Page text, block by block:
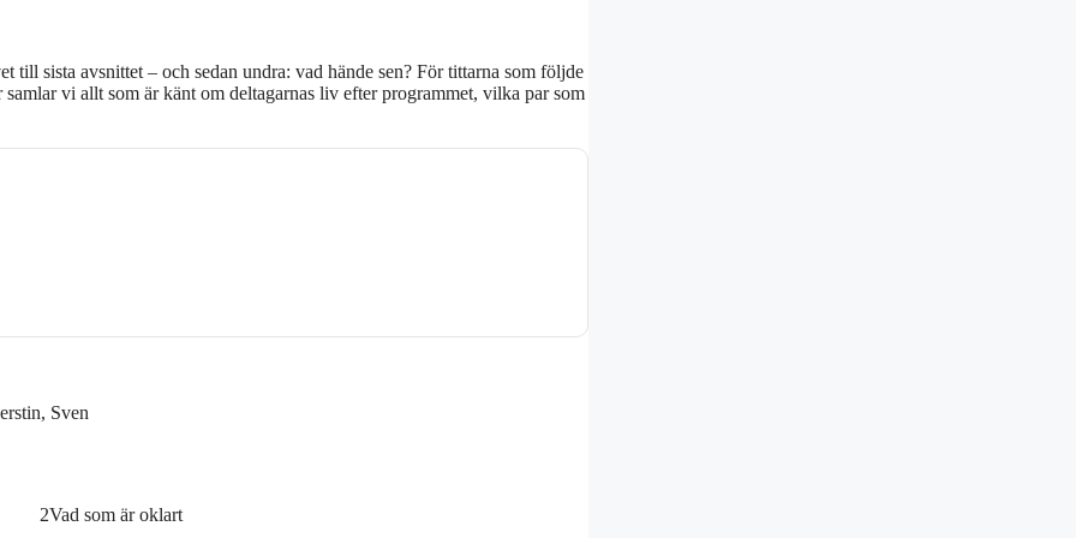
sista avsnittet – och sedan undra: vad hände sen? För tittarna som följde
vi allt som är känt om deltagarnas liv efter programmet, vilka par som
Sven
2Vad som är oklart